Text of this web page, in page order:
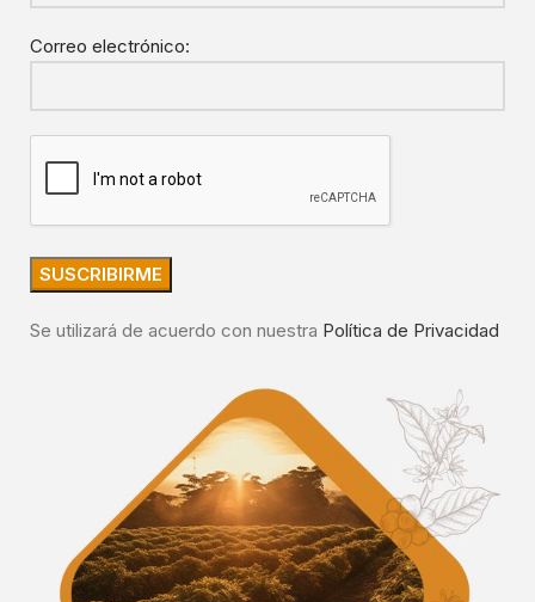
Correo electrónico:
Se utilizará de acuerdo con nuestra Política de Privacidad